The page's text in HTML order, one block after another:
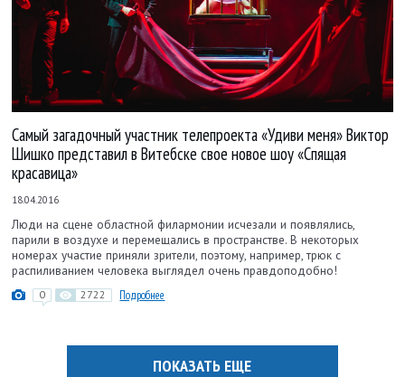
Самый загадочный участник телепроекта «Удиви меня» Виктор
Шишко представил в Витебске свое новое шоу «Спящая
красавица»
18.04.2016
Люди на сцене областной филармонии исчезали и появлялись,
парили в воздухе и перемещались в пространстве. В некоторых
номерах участие приняли зрители, поэтому, например, трюк с
распиливанием человека выглядел очень правдоподобно!
0 2722 Подробнее
ПОКАЗАТЬ ЕЩЕ